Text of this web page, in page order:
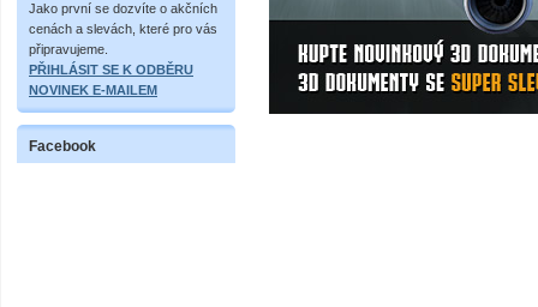
Jako první se dozvíte o akčních
cenách a slevách, které pro vás
připravujeme.
PŘIHLÁSIT SE K ODBĚRU
NOVINEK E-MAILEM
Facebook